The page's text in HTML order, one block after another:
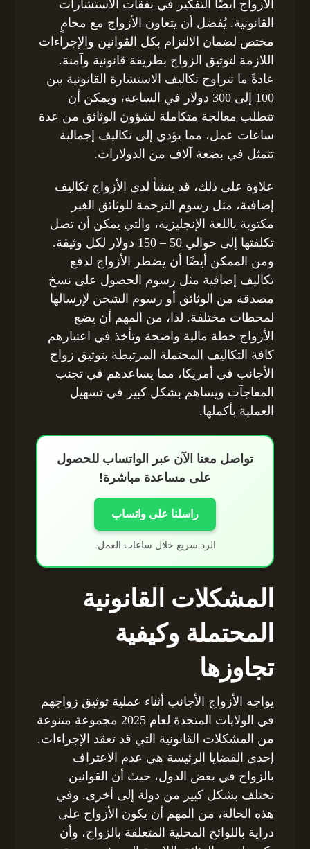
الأزواج أيضًا التفكير في نفقات الاستشارات
القانونية. يُفضل أن يتعاون الأزواج مع محامٍ
مختص لضمان الالتزام بكل القوانين والإجراءات
اللازمة لتوثيق الزواج بطريقة قانونية وآمنة.
عادةً ما تتراوح تكاليف الاستشارة القانونية بين
100 إلى 300 دولار في الساعة، ويمكن أن
تتطلب معالجة متكاملة لشؤون الوثائق من عدة
ساعات عمل، مما يؤدي إلى تكاليف إجمالية
تتمثل في بضعة آلاف من الدولارات.
علاوة على ذلك، قد ينشأ لدى الأزواج تكاليف
إضافية، مثل رسوم الترجمة للوثائق الغير
مكتوبة باللغة الإنجليزية، والتي يمكن أن تصل
تكلفتها إلى حوالي 50 – 150 دولار لكل وثيقة.
ومن الممكن أيضًا أن يضطر الأزواج لدفع
تكاليف إضافية مثل رسوم الحصول على نسخ
مصدقة من الوثائق أو رسوم الشحن لإرسالها
لمحطات مختلفة. لذا، من المهم أن يضع
الأزواج خطة مالية واضحة وتأخذ في اعتبارهم
كافة التكاليف المحتملة المرتبطة بتوثيق زواج
الأجانب في أمريكا، مما يساعدهم في تجنب
المفاجآت ويساهم بشكل كبير في تسهيل
العملية بأكملها.
تواصل معنا الآن عبر الواتساب للحصول
على مساعدة مباشرة!
راسلنا على واتساب
الرد سريع خلال ساعات العمل.
المشكلات القانونية
المحتملة وكيفية
تجاوزها
يواجه الأزواج الأجانب أثناء عملية توثيق زواجهم
في الولايات المتحدة لعام 2025 مجموعة متنوعة
من المشكلات القانونية التي قد تعقد الإجراءات.
إحدى القضايا الرئيسة هي عدم الاعتراف
بالزواج في بعض الدول، حيث أن القوانين
تختلف بشكل كبير من دولة إلى أخرى. وفي
هذه الحالة، من المهم أن يكون الأزواج على
دراية باللوائح المحلية المتعلقة بالزواج، وأن